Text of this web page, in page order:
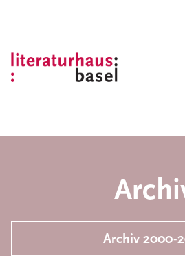
Archiv 2000-